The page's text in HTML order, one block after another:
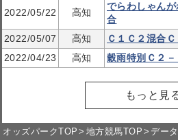
2022/05/22 高知
でらわしゃん
合
2022/05/07 高知 Ｃ１Ｃ２混合
2022/04/23
高知 穀雨特別Ｃ２
もっと見
オッズパークTOP 地方競馬TOP デー